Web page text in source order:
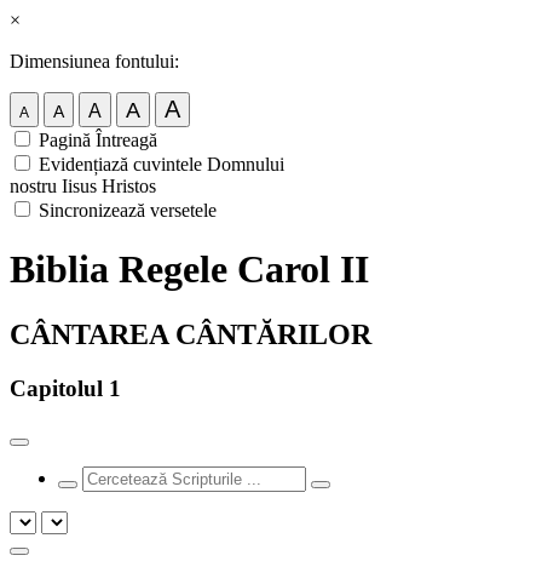
×
Dimensiunea fontului:
A A A A A
Pagină Întreagă
Evidențiază cuvintele Domnului
nostru Iisus Hristos
Sincronizează versetele
Biblia Regele Carol II
CÂNTAREA CÂNTĂRILOR
Capitolul 1